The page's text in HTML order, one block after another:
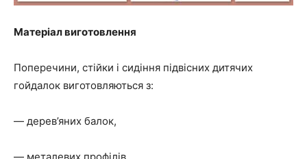
Матеріал виготовлення
Поперечини, стійки і сидіння підвісних дитячих
гойдалок виготовляються з:
— дерев’яних балок,
— металевих профілів,